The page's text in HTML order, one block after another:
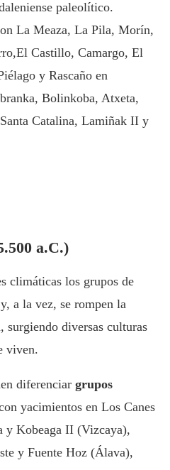
paleolítico.
La Meaza, La Pila, Morín,
Castillo, Camargo, El
y Rascaño en
Bolinkoba, Atxeta,
Catalina, Lamiñak II y
a.C.)
climáticas los grupos de
a la vez, se rompen la
diversas culturas
viven.
diferenciar grupos
yacimientos en Los Canes
y Kobeaga II (Vizcaya),
y Fuente Hoz (Álava),